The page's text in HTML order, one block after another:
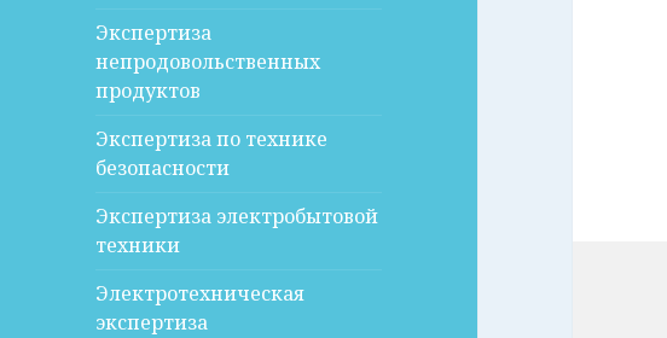
Экспертиза
непродовольственных
продуктов
Экспертиза по технике
безопасности
Экспертиза электробытовой
техники
Электротехническая
экспертиза